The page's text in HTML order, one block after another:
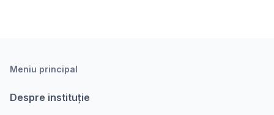
Meniu principal
Despre instituție